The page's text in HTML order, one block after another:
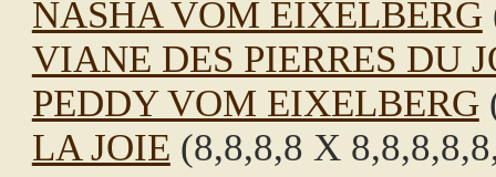
NASHA VOM EIXELBERG
VIANE DES PIERRES DU
PEDDY VOM EIXELBERG
LA JOIE (8,8,8,8 X